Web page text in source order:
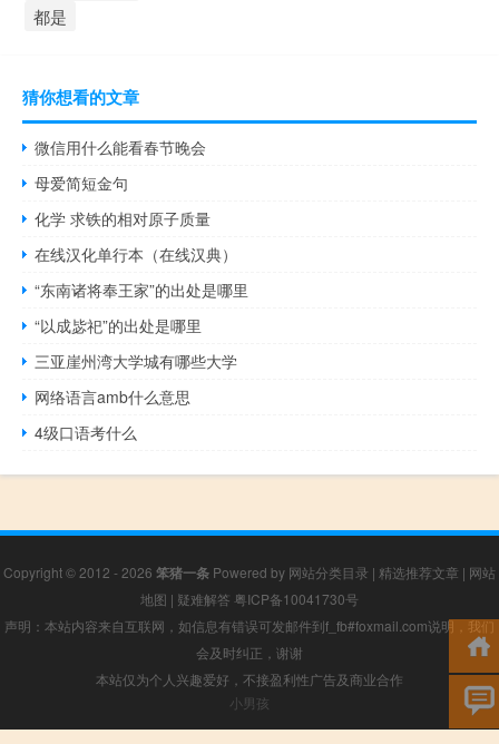
都是
猜你想看的文章
微信用什么能看春节晚会
母爱简短金句
化学 求铁的相对原子质量
在线汉化单行本（在线汉典）
“东南诸将奉王家”的出处是哪里
“以成毖祀”的出处是哪里
三亚崖州湾大学城有哪些大学
网络语言amb什么意思
4级口语考什么
Copyright © 2012 - 2026 笨猪一条 Powered by 网站分类目录 | 精选推荐文章 | 网站
地图 | 疑难解答 粤ICP备10041730号
声明：本站内容来自互联网，如信息有错误可发邮件到f_fb#foxmail.com说明，我们
会及时纠正，谢谢
本站仅为个人兴趣爱好，不接盈利性广告及商业合作
小男孩